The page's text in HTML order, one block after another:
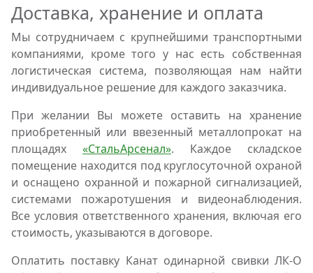
Доставка, хранение и оплата
Мы сотрудничаем с крупнейшими транспортными
компаниями, кроме того у нас есть собственная
логистическая система, позволяющая нам найти
индивидуальное решение для каждого заказчика.
При желании Вы можете оставить на хранение
приобретенный или ввезенный металлопрокат на
площадях «СтальАрсенал». Каждое складское
помещение находится под круглосуточной охраной
и оснащено охранной и пожарной сигнализацией,
системами пожаротушения и видеонаблюдения.
Все условия ответственного хранения, включая его
стоимость, указываются в договоре.
Оплатить поставку Канат одинарной свивки ЛК-О